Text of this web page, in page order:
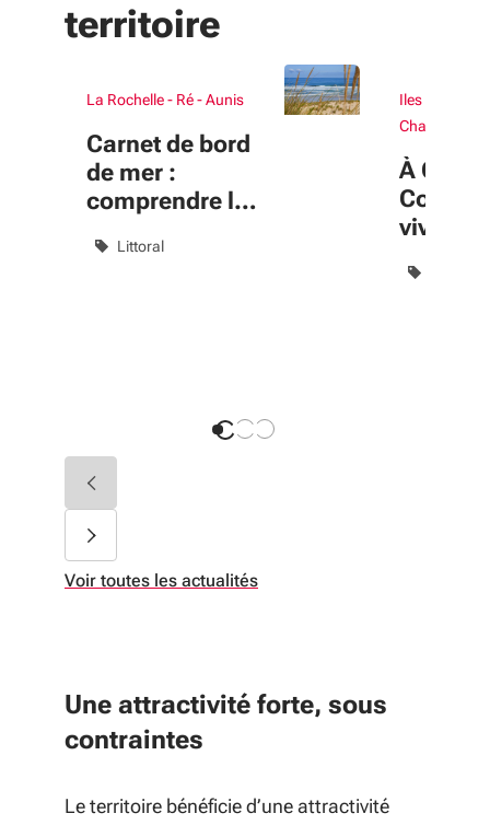
territoire
La Rochelle - Ré - Aunis
Carnet de bord
de mer :
comprendre le
mieux le
Littoral
Iles et
Charentais
À
vivre la
Voir toutes les actualités
Une attractivité forte, sous
contraintes
Le territoire bénéficie d’une attractivité